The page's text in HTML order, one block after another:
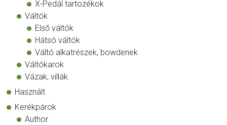
X-Pedál tartozékok
Váltók
Első váltók
Hátsó váltók
Váltó alkatrészek, bowdenek
Váltókarok
Vázak, villák
Használt
Kerékpárok
Author